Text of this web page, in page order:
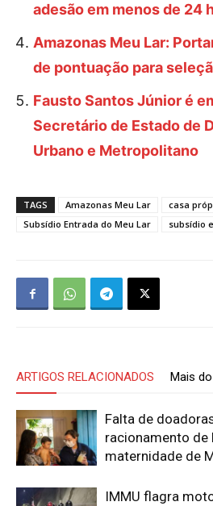
adesão em menos de 24
Amazonas Meu Lar:
de pontuação para
Fausto Santos Júnior é
Secretário de Estado de
Urbano e Metropolitano
TAGS Amazonas Meu Lar
casa
Subsídio Entrada do Meu Lar
subsídio
ARTIGOS RELACIONADOS Mais
Falta de
racionamento de
maternidade de
IMMU flagra